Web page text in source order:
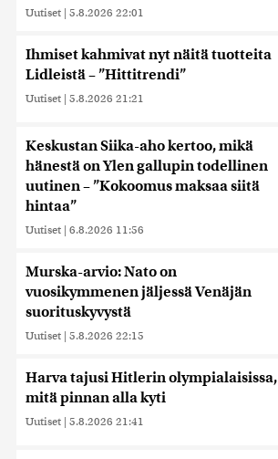
Uutiset | 5.8.2026 22:01
Ihmiset kahmivat nyt näitä tuotteita
Lidleistä – ”Hittitrendi”
Uutiset | 5.8.2026 21:21
Keskustan Siika-aho kertoo, mikä
hänestä on Ylen gallupin todellinen
uutinen – ”Kokoomus maksaa siitä
hintaa”
Uutiset | 6.8.2026 11:56
Murska-arvio: Nato on
vuosikymmenen jäljessä Venäjän
suorituskyvystä
Uutiset | 5.8.2026 22:15
Harva tajusi Hitlerin olympialaisissa,
mitä pinnan alla kyti
Uutiset | 5.8.2026 21:41